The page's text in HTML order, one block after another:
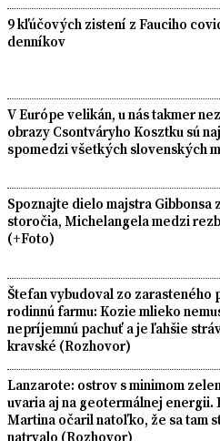
9 kľúčových zistení z Fauciho
denníkov
V Európe velikán, u nás takmer
obrazy Csontváryho Kosztku sú
spomedzi všetkých slovenských
Spoznajte dielo majstra Gibbonsa
storočia, Michelangela medzi
(+Foto)
Štefan vybudoval zo zarasteného
rodinnú farmu: Kozie mlieko
nepríjemnú pachuť a je ľahšie
kravské (Rozhovor)
Lanzarote: ostrov s minimom
uvaria aj na geotermálnej energii.
Martina očaril natoľko, že sa tam
natrvalo (Rozhovor)